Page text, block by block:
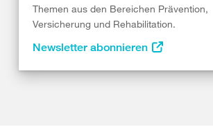
Themen aus den Bereichen Prävention,
Versicherung und Rehabilitation.
Newsletter abonnieren